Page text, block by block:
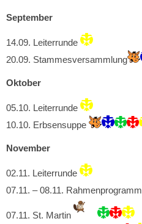
September
14.09. Leiterrunde
20.09. Stammesversammlung
Oktober
05.10. Leiterrunde
10.10. Erbsensuppe
November
02.11. Leiterrunde
07.11. – 08.11. Rahmenprogramm
07.11. St. Martin